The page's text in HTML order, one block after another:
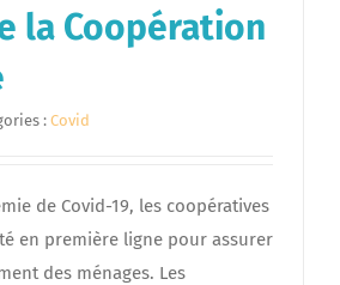
la Coopération
: Covid
de Covid-19, les coopératives
en première ligne pour assurer
des ménages. Les